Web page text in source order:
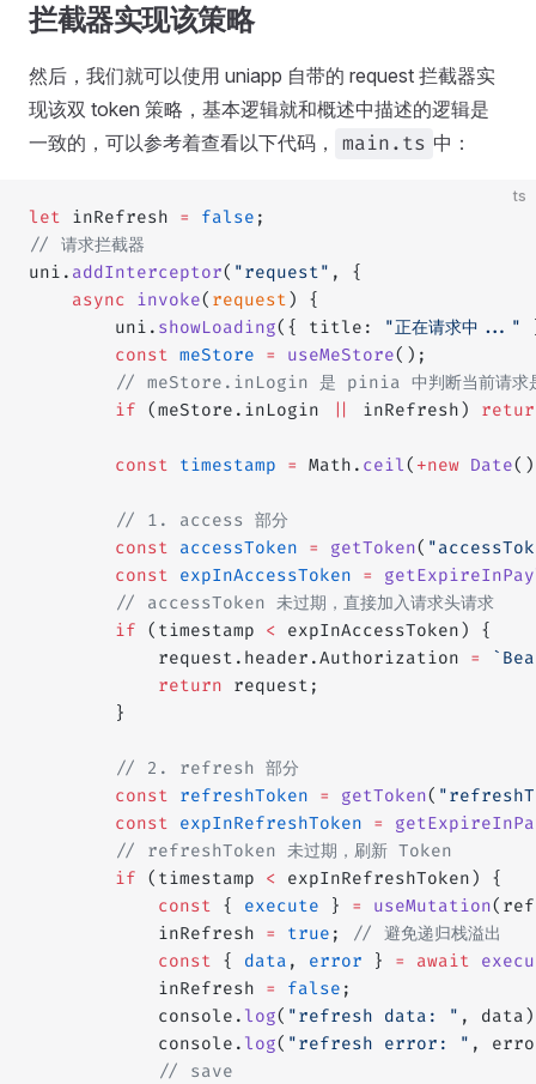
拦截器实现该策略
然后，我们就可以使用 uniapp 自带的 request 拦截器实
现该双 token 策略，基本逻辑就和概述中描述的逻辑是
一致的，可以参考着查看以下代码，
main.ts 中：
ts
let inRefresh = false ;
// 请求拦截器
uni. addInterceptor( "request" , {
	async
invoke( request ) {
		uni.
showLoading({ title: "正在请求中..."
		const
meStore = useMeStore();
// meStore.inLogin 是 pinia 中判断当前请求
		if
(meStore.inLogin inRefresh)
		const
timestamp = Math. ceil( +new Date
		// 1. access 部分
		const
accessToken = getToken(
		const
expInAccessToken =
		// accessToken 未过期，直接加入请求头请求
		if
(timestamp < expInAccessToken) {
			request.header.Authorization
=
			return
request;
		}
		// 2. refresh 部分
		const
refreshToken = getToken(
		const
expInRefreshToken =
		// refreshToken 未过期，刷新 Token
		if
(timestamp < expInRefreshToken) {
			const
{ execute } = useMutation
			inRefresh
= true ;
// 避免递归栈溢出
			const
{ data , error } = await
			inRefresh
= false ;
			console.
log( "refresh data: " ,
			console.
log( "refresh error: " ,
			// save